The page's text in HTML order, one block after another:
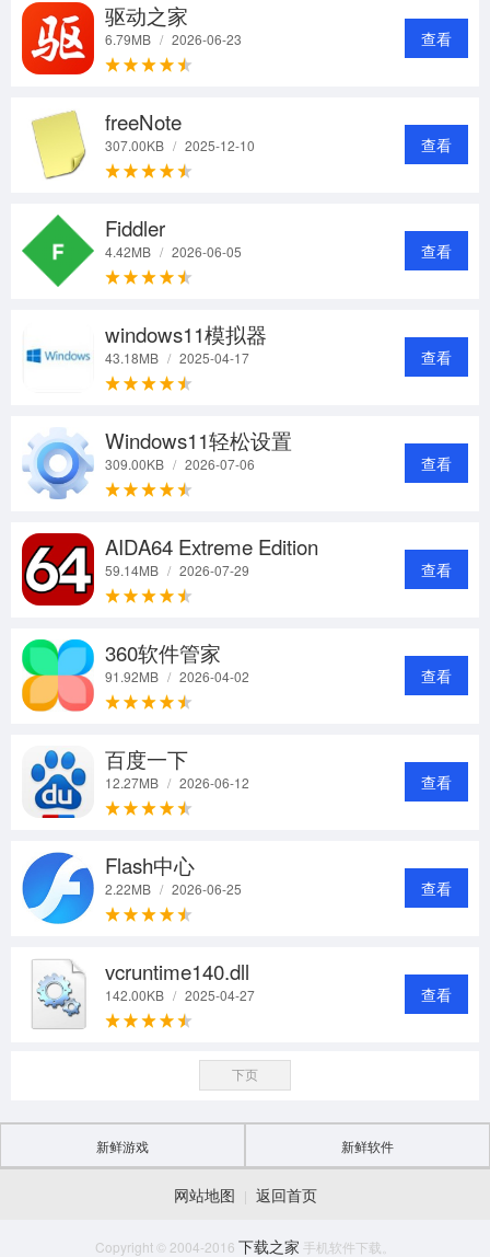
驱动之家
6.79MB / 2026-06-23 查看
freeNote
307.00KB / 2025-12-10 查看
Fiddler
4.42MB / 2026-06-05 查看
windows11模拟器
43.18MB / 2025-04-17 查看
Windows11轻松设置
309.00KB / 2026-07-06 查看
AIDA64 Extreme Edition
59.14MB / 2026-07-29 查看
360软件管家
91.92MB / 2026-04-02 查看
百度一下
12.27MB / 2026-06-12 查看
Flash中心
2.22MB / 2026-06-25 查看
vcruntime140.dll
142.00KB / 2025-04-27 查看
下页
新鲜游戏 新鲜软件
网站地图 | 返回首页
Copyright © 2004-2016 下载之家 手机软件下载。